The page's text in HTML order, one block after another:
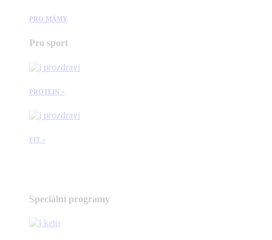
PRO MÁMY
Pro sport
PROTEIN +
FIT +
Speciální programy